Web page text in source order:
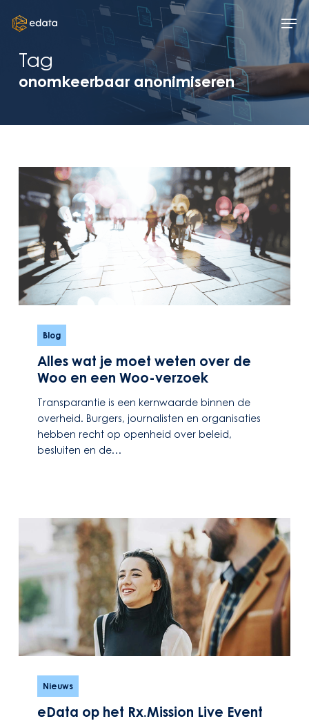
content
Tag
onomkeerbaar anonimiseren
moet
weten
Woo
Blog
Alles wat je moet weten over de
Woo en een Woo-verzoek
Transparantie is een kernwaarde binnen de
overheid. Burgers, journalisten en organisaties
hebben recht op openheid over beleid,
besluiten en de…
Rx.Mission
Nieuws
eData op het Rx.Mission Live Event